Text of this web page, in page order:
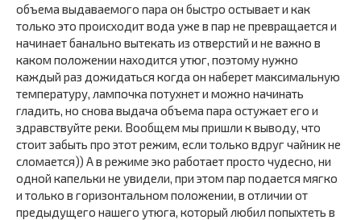
объема выдаваемого пара он быстро остывает и как
только это происходит вода уже в пар не превращается и
начинает банально вытекать из отверстий и не важно в
каком положении находится утюг, поэтому нужно
каждый раз дожидаться когда он наберет максимальную
температуру, лампочка потухнет и можно начинать
гладить, но снова выдача объема пара остужает его и
здравствуйте реки. Вообщем мы пришли к выводу, что
стоит забыть про этот режим, если только вдруг чайник не
сломается)) А в режиме эко работает просто чудесно, ни
одной капельки не увидели, при этом пар подается мягко
и только в горизонтальном положении, в отличии от
предыдущего нашего утюга, который любил попыхтеть в